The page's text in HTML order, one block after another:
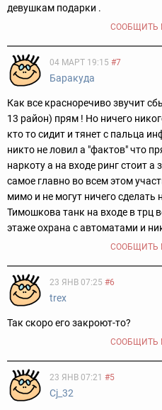
девушкам подарки .
СООБЩИТЬ
04 МАРТ 19:15 #7
Баракуда
Как все красноречиво звучит
13 район) прям ! Но ничего
кто то сидит и тянет с пальца
никто не ловил а "фактов" что
наркоту а на входе ринг стоит
самое главно во всем этом
мимо и не могут ничего сделать
Тимошкова танк на входе в трц
этаже охрана с автоматами и
СООБЩИТЬ
23 ЯНВ 07:25 #6
trex
Так скоро его закроют-то?
СООБЩИТЬ
23 ЯНВ 07:21 #5
Cj_32